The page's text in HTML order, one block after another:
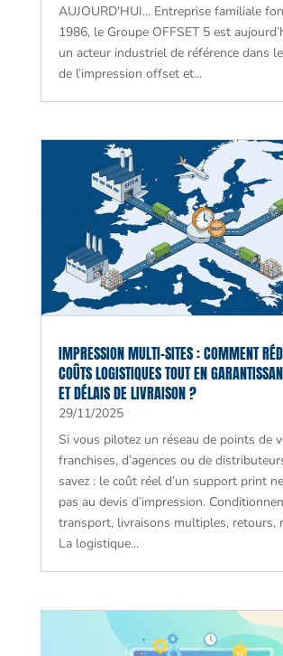
AUJOURD'HUI... Entreprise familiale
1986, le Groupe OFFSET 5 est
un acteur industriel de référence dans
de l’impression offset et...
IMPRESSION MULTI-SITES : COMMENT
COÛTS LOGISTIQUES TOUT EN
ET DÉLAIS DE LIVRAISON ?
29/11/2025
Si vous pilotez un réseau de points de
franchises, d’agences ou de
savez : le coût réel d’un support print
pas au devis d’impression.
transport, livraisons multiples, retours,
La logistique...